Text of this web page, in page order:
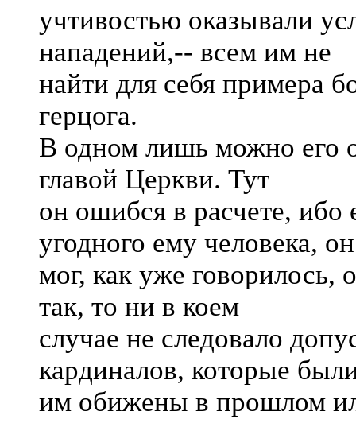
учтивостью оказывали
нападений,-- всем им не
найти для себя примера
герцога.
В одном лишь можно его
главой Церкви. Тут
он ошибся в расчете, ибо
угодного ему человека, он
мог, как уже говорилось,
так, то ни в коем
случае не следовало
кардиналов, которые
им обижены в прошлом